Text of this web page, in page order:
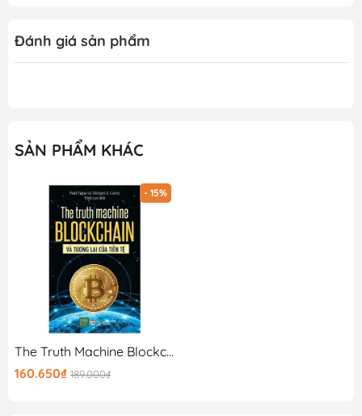
Đánh giá sản phẩm
SẢN PHẨM KHÁC
- 15%
The Truth Machine Blockchain Và Tương Lai Của Tiền Tệ
160.650₫ 189.000₫